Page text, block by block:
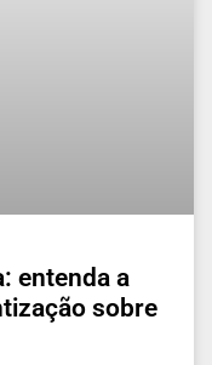
entenda a
sobre